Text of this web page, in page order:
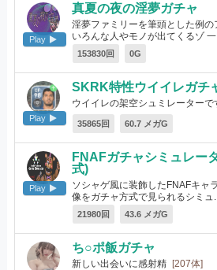
Play
真夏の夜の淫夢ガチャ
淫夢ファミリーを筆頭とした例の
いろんな人やモノが出てくるゾ
153830回 0G
Play
SKRK特性ウイイレガチ
ウイイレの架空シュミレーターで
35865回 60.7 メガG
Play
FNAFガチャシミュレー
式)
ソシャゲ風に装飾したFNAFキャ
像をガチャ方式で見られるシミュ
21980回 43.6 メガG
ち○ポ飯ガチャ
新しい出会いに感射精 [207体]